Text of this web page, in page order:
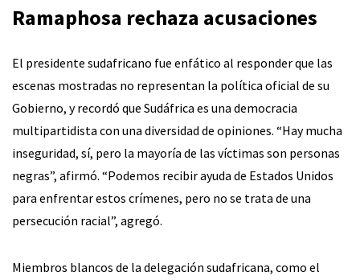
Ramaphosa rechaza acusaciones
El presidente sudafricano fue enfático al responder que las
escenas mostradas no representan la política oficial de su
Gobierno, y recordó que Sudáfrica es una democracia
multipartidista con una diversidad de opiniones. “Hay mucha
inseguridad, sí, pero la mayoría de las víctimas son personas
negras”, afirmó. “Podemos recibir ayuda de Estados Unidos
para enfrentar estos crímenes, pero no se trata de una
persecución racial”, agregó.
Miembros blancos de la delegación sudafricana, como el